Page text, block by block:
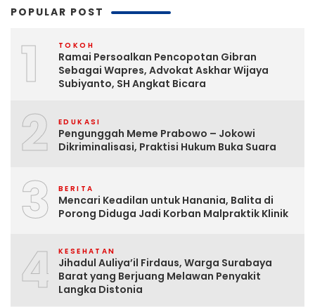
POPULAR POST
1 TOKOH
Ramai Persoalkan Pencopotan Gibran
Sebagai Wapres, Advokat Askhar Wijaya
Subiyanto, SH Angkat Bicara
2 EDUKASI
Pengunggah Meme Prabowo – Jokowi
Dikriminalisasi, Praktisi Hukum Buka Suara
3 BERITA
Mencari Keadilan untuk Hanania, Balita di
Porong Diduga Jadi Korban Malpraktik Klinik
4 KESEHATAN
Jihadul Auliya’il Firdaus, Warga Surabaya
Barat yang Berjuang Melawan Penyakit
Langka Distonia